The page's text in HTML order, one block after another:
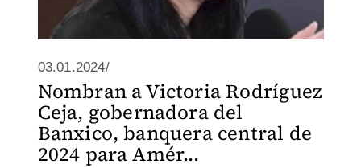
03.01.2024/
Nombran a Victoria Rodríguez
Ceja, gobernadora del
Banxico, banquera central de
2024 para Amér...